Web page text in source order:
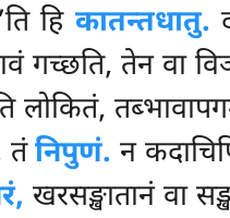
हि कातन्तधातु.
गच्छति, तेन वा
लोकितं,
तंनिपुणं. न
खरसङ्खातानं वा